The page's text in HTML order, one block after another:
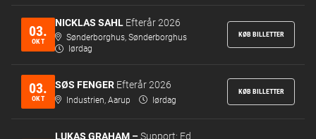
03.
OKT
NICKLAS SAHL Efterår 2026
Sønderborghus, Sønderborghus
lørdag
KØB BILLETTER
03.
OKT
SØS FENGER Efterår 2026
Industrien, Aarup lørdag
KØB BILLETTER
LUKAS GRAHAM – Support: Ed